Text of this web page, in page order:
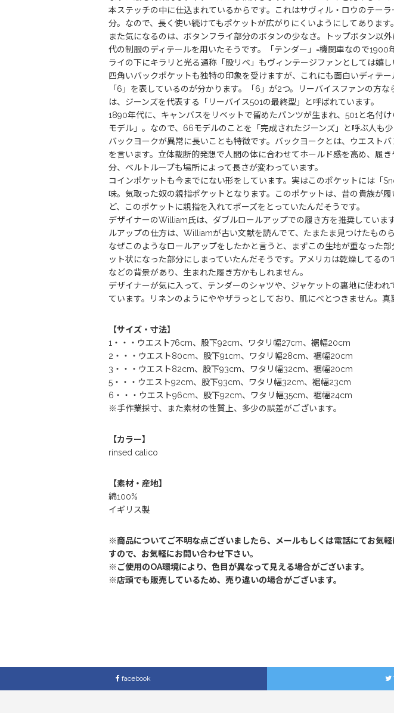
本ステッチの中に仕込まれているからです。これはサヴィル・ロウのテー
分。なので、長く使い続けてもポケットが広がりにくいようにしてあります。
また気になるのは、ボタンフライ部分のボタンの少なさ。トップボタン以
代の制服のディテールを用いたそうです。「テンダー」=機関車なので
ライの下にキラリと光る通称「股リベ」もヴィンテージファンとしては嬉し
四角いバックポケットも独特の印象を受けますが、これにも面白いディテ
「6」を表しているのが分かります。「6」が2つ。リーバイスファンの方
は、ジーンズを代表する「リーバイス501の最終型」と呼ばれています。
1890年代に、キャンバスをリベットで留めたパンツが生まれ、501と名付
モデル」。なので、66モデルのことを「完成されたジーンズ」と呼ぶ人も少
バックヨークが異常に長いことも特徴です。バックヨークとは、ウエスト
を言います。立体裁断的発想で人間の体に合わせてホールド感を高め、履
分、ベルトループも場所によって長さが変わっています。
コインポケットも今までにない形をしています。実はこのポケットには「
味。気取った奴の親指ポケットとなります。このポケットは、昔の貴族が
ど、このポケットに親指を入れてポーズをとっていたんだそうです。
デザイナーのWilliam氏は、ダブルロールアップでの履き方を推奨してい
ルアップの仕方は、Williamが古い文献を読んでて、たまたま見つけたもの
なぜこのようなロールアップをしたかと言うと、まずこの生地が重なった
ット状になった部分にしまっていたんだそうです。アメリカは乾燥してる
などの背景があり、生まれた履き方かもしれません。
デザイナーが気に入って、テンダーのシャツや、ジャケットの裏地に使わ
ています。リネンのようにややザラっとしており、肌にべとつきません。
【サイズ・寸法】
1・・・ウエスト76cm、股下92cm、ワタリ幅27cm、裾幅20cm
2・・・ウエスト80cm、股下91cm、ワタリ幅28cm、裾幅20cm
3・・・ウエスト82cm、股下93cm、ワタリ幅32cm、裾幅20cm
5・・・ウエスト92cm、股下93cm、ワタリ幅32cm、裾幅23cm
6・・・ウエスト96cm、股下92cm、ワタリ幅35cm、裾幅24cm
※手作業採寸、また素材の性質上、多少の誤差がございます。
【カラー】
rinsed calico
【素材・産地】
綿100%
イギリス製
※商品についてご不明な点ございましたら、メールもしくは電話にてお気
すので、お気軽にお問い合わせ下さい。
※ご使用のOA環境により、色目が異なって見える場合がございます。
※店頭でも販売しているため、売り違いの場合がございます。
facebook